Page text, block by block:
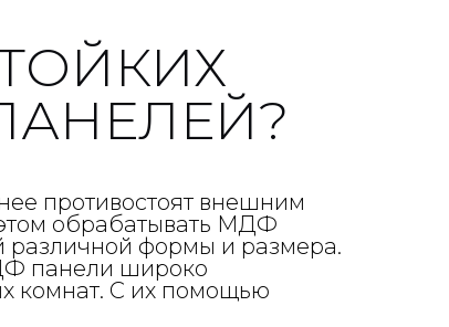
противостоят внешним
обрабатывать МДФ
различной формы и размера.
панели широко
комнат. С их помощью